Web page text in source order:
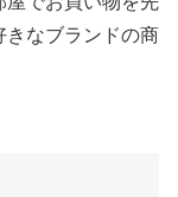
なブランドの商